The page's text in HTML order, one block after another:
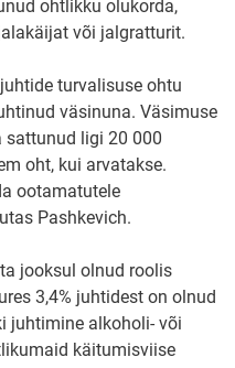
ohtlikku olukorda,
või jalgratturit.
turvalisuse ohtu
väsinuna. Väsimuse
ligi 20 000
oht, kui arvatakse.
ootamatutele
Pashkevich.
jooksul olnud roolis
3,4% juhtidest on olnud
juhtimine alkoholi- või
käitumisviise